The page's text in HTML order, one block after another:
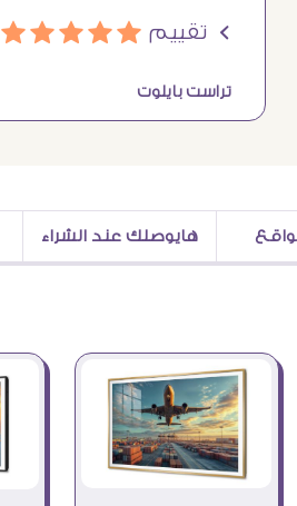
Ö تقييم ááááá
تراست بايلوت
هايوصلك عند الشراء